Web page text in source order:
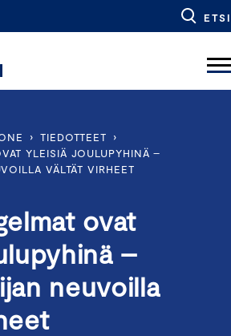
ETSI
› TIEDOTTEET
›
YLEISIÄ JOULUPYHINÄ –
VÄLTÄT VIRHEET
ovat
–
neuvoilla